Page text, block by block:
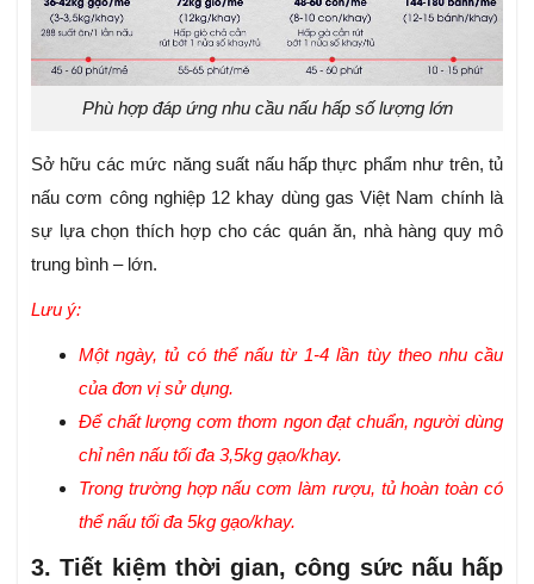
Phù hợp đáp ứng nhu cầu nấu hấp số lượng lớn
Sở hữu các mức năng suất nấu hấp thực phẩm như trên, tủ
nấu cơm công nghiệp 12 khay dùng gas Việt Nam chính là
sự lựa chọn thích hợp cho các quán ăn, nhà hàng quy mô
trung bình – lớn.
Lưu ý:
Một ngày, tủ có thể nấu từ 1-4 lần tùy theo nhu cầu
của đơn vị sử dụng.
Để chất lượng cơm thơm ngon đạt chuẩn, người dùng
chỉ nên nấu tối đa 3,5kg gạo/khay.
Trong trường hợp nấu cơm làm rượu, tủ hoàn toàn có
thể nấu tối đa 5kg gạo/khay.
3. Tiết kiệm thời gian, công sức nấu hấp